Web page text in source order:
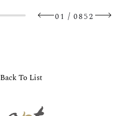
01 / 0852
Back To List